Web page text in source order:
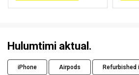
Hulumtimi aktual.
iPhone Airpods Refurbished